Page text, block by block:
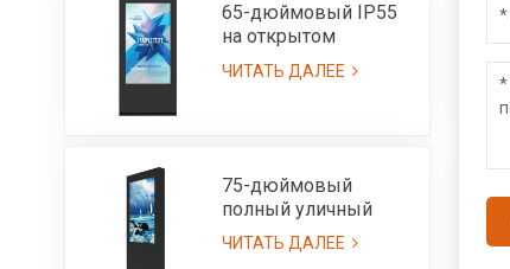
65-дюймовый IP55
на открытом
воздухе
всепогодный
солнечным светом
высокой яркости
3000 нит
ЧИТАТЬ ДАЛЕЕ
75-дюймовый
полный уличный
ЖК-монитор IP55 со
сверхвысокой
ЧИТАТЬ ДАЛЕЕ